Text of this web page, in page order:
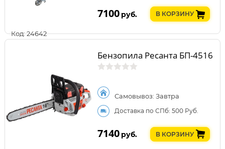
Код: 24642
7100 руб. В КОРЗИНУ
Бензопила Ресанта БП-4516
Самовывоз: Завтра
Доставка по СПб: 500 Руб.
7140 руб. В КОРЗИНУ